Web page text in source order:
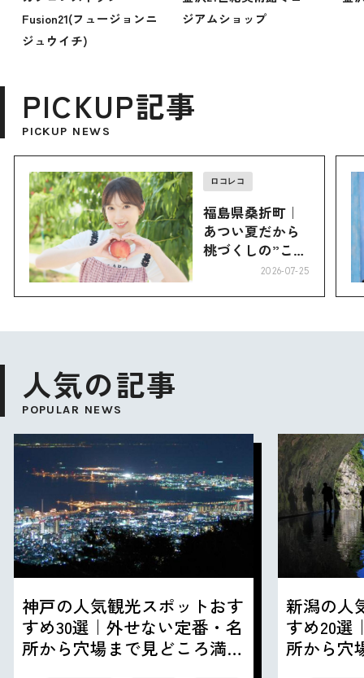
Fusion21(フュージョンニ
ジュウイチ)
ジアムショップ
PICKUP記事
PICKUP NEWS
ロコレコ
福島県桑折町｜
あつい夏だから
桃づくしの”こお
2026-07-25
人気の記事
POPULAR NEWS
神戸の人気観光スポットおす
すめ30選｜外せない定番・名
所から穴場まで見どころ満載
新潟の人
すめ20選
所から穴